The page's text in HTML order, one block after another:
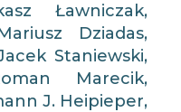
Ławniczak,
Dziadas,
Staniewski,
Marecik,
J. Heipieper,